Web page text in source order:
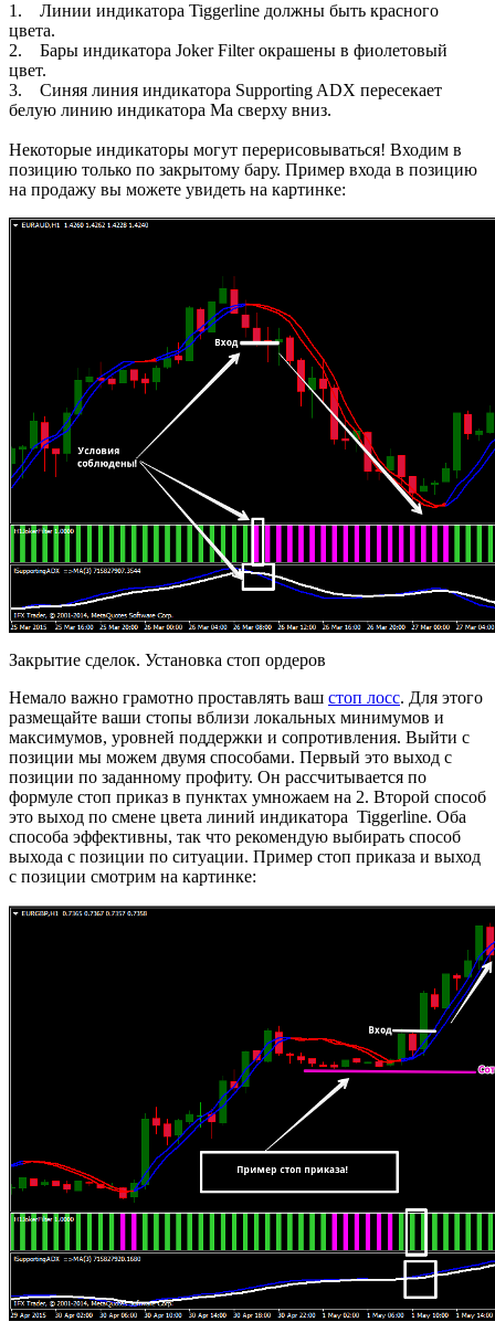
1. Линии индикатора Tiggerline должны быть красного
цвета.
2. Бары индикатора Joker Filter окрашены в фиолетовый
цвет.
3. Синяя линия индикатора Supporting ADX пересекает
белую линию индикатора Ma сверху вниз.
Некоторые индикаторы могут перерисовываться! Входим в
позицию только по закрытому бару. Пример входа в позицию
на продажу вы можете увидеть на картинке:
Закрытие сделок. Установка стоп ордеров
Немало важно грамотно проставлять ваш стоп лосс. Для этого
размещайте ваши стопы вблизи локальных минимумов и
максимумов, уровней поддержки и сопротивления. Выйти с
позиции мы можем двумя способами. Первый это выход с
позиции по заданному профиту. Он рассчитывается по
формуле стоп приказ в пунктах умножаем на 2. Второй способ
это выход по смене цвета линий индикатора Tiggerline. Оба
способа эффективны, так что рекомендую выбирать способ
выхода с позиции по ситуации. Пример стоп приказа и выход
с позиции смотрим на картинке: